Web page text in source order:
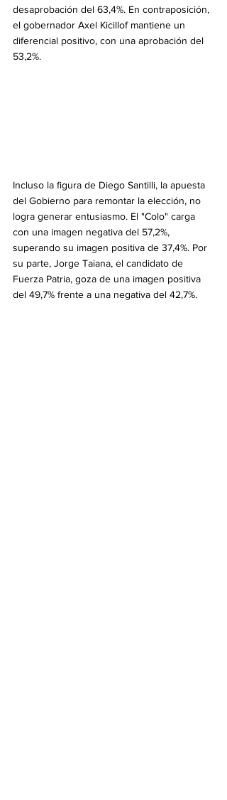
desaprobación del 63,4%. En contraposición,
el gobernador Axel Kicillof mantiene un
diferencial positivo, con una aprobación del
53,2%.
Incluso la figura de Diego Santilli, la apuesta
del Gobierno para remontar la elección, no
logra generar entusiasmo. El "Colo" carga
con una imagen negativa del 57,2%,
superando su imagen positiva de 37,4%. Por
su parte, Jorge Taiana, el candidato de
Fuerza Patria, goza de una imagen positiva
del 49,7% frente a una negativa del 42,7%.